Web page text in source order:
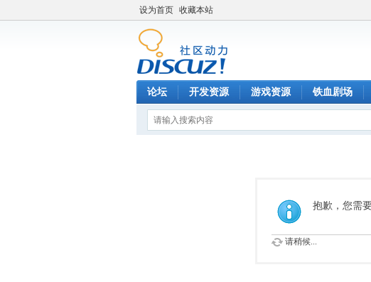
设为首页 收藏本站
论坛 开发资源 游戏资源 铁血剧场
抱歉，您需
请稍候...